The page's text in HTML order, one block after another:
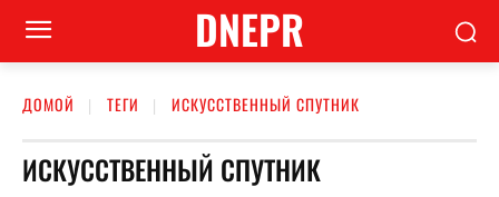
DNEPR
ДОМОЙ ТЕГИ ИСКУССТВЕННЫЙ СПУТНИК
ИСКУССТВЕННЫЙ СПУТНИК